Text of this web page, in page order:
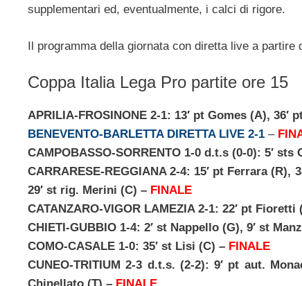
supplementari ed, eventualmente, i calci di rigore.
Il programma della giornata con diretta live a partire
Coppa Italia Lega Pro partite ore 15
APRILIA-FROSINONE 2-1: 13′ pt Gomes (A), 36′
BENEVENTO-BARLETTA DIRETTA LIVE 2-1 –
CAMPOBASSO-SORRENTO 1-0 d.t.s (0-0): 5′ sts
CARRARESE-REGGIANA 2-4: 15′ pt Ferrara (R),
29′ st rig. Merini (C) – FINALE
CATANZARO-VIGOR LAMEZIA 2-1: 22′ pt
CHIETI-GUBBIO 1-4: 2′ st Nappello (G), 9′ st
COMO-CASALE 1-0: 35′ st Lisi (C) – FINALE
CUNEO-TRITIUM 2-3 d.t.s. (2-2): 9′ pt aut.